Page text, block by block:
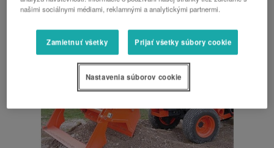
našimi sociálnymi médiami, reklamnými a analytickými partnermi.
Zamietnuť všetky Prijať všetky súbory cookie
Nastavenia súborov cookie